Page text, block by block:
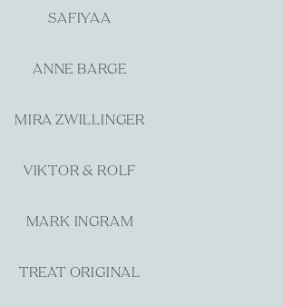
SAFIYAA
ANNE BARGE
MIRA ZWILLINGER
VIKTOR & ROLF
MARK INGRAM
TREAT ORIGINAL